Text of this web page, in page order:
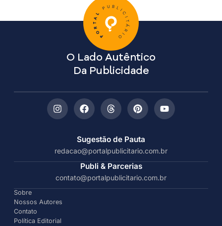
Sugestão de Pauta
redacao@portalpublicitario.com.br
Publi & Parcerias
contato@portalpublicitario.com.br
Sobre
Nossos Autores
Contato
Política Editorial
O Lado Autêntico
Da Publicidade